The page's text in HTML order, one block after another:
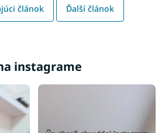
článok Ďalší článok
instagrame